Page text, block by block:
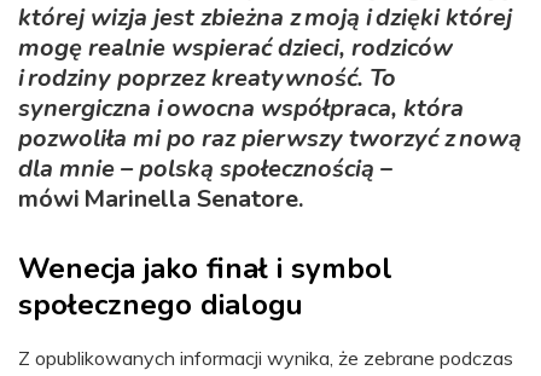
której wizja jest zbieżna z moją i dzięki której
mogę realnie wspierać dzieci, rodziców
i rodziny poprzez kreatywność. To
synergiczna i owocna współpraca, która
pozwoliła mi po raz pierwszy tworzyć z nową
dla mnie – polską społecznością –
mówi Marinella Senatore.
Wenecja jako finał i symbol
społecznego dialogu
Z opublikowanych informacji wynika, że zebrane podczas